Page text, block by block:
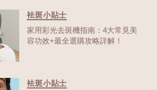
有效呢？接下來，就讓我們一起深入剖析
法以及可調節的美白生活習慣！記得看
袪斑小貼士
家用彩光去斑機指南：4大常見美
容功效+最全選購攻略詳解！
袪斑小貼士